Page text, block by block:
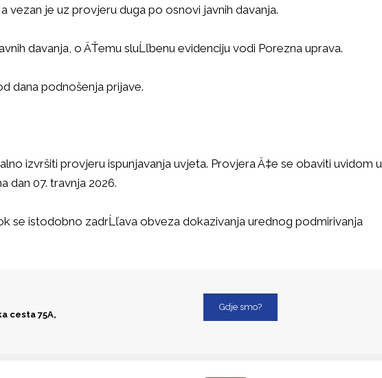
je uz provjeru duga po osnovi javnih davanja.
davanja, o ÄŤemu sluĹľbenu evidenciju vodi Porezna uprava.
dana podnošenja prijave.
izvršiti provjeru ispunjavanja uvjeta. Provjera Ä‡e se obaviti uvidom u
dan 07. travnja 2026.
se istodobno zadrĹľava obveza dokazivanja urednog podmirivanja
cesta 75A,
Gdje smo?